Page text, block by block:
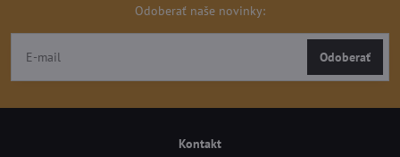
Odoberať naše novinky:
Odoberať
Kontakt